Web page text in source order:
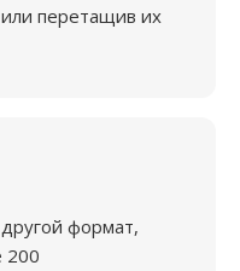
перетащив их
формат,
200